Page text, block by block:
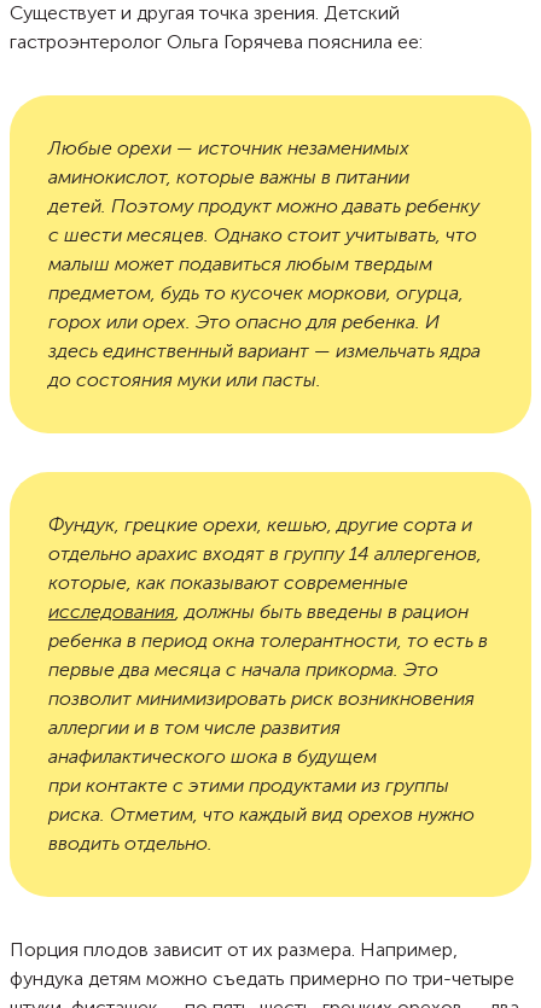
Существует и другая точка зрения. Детский
гастроэнтеролог Ольга Горячева пояснила ее:
Любые орехи — источник незаменимых
аминокислот, которые важны в питании
детей. Поэтому продукт можно давать ребенку
с шести месяцев. Однако стоит учитывать, что
малыш может подавиться любым твердым
предметом, будь то кусочек моркови, огурца,
горох или орех. Это опасно для ребенка. И
здесь единственный вариант — измельчать ядра
до состояния муки или пасты.
Фундук, грецкие орехи, кешью, другие сорта и
отдельно арахис входят в группу 14 аллергенов,
которые, как показывают современные
исследования, должны быть введены в рацион
ребенка в период окна толерантности, то есть в
первые два месяца с начала прикорма. Это
позволит минимизировать риск возникновения
аллергии и в том числе развития
анафилактического шока в будущем
при контакте с этими продуктами из группы
риска. Отметим, что каждый вид орехов нужно
вводить отдельно.
Порция плодов зависит от их размера. Например,
фундука детям можно съедать примерно по три-четыре